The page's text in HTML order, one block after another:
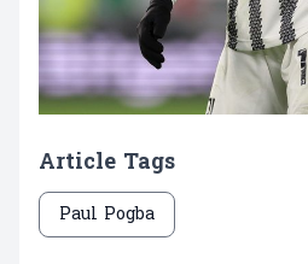
Article Tags
Paul Pogba